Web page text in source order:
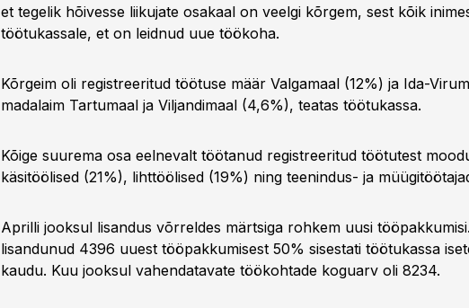
et tegelik hõivesse liikujate osakaal on veelgi kõrgem, sest kõik
töötukassale, et on leidnud uue töökoha.
Kõrgeim oli registreeritud töötuse määr Valgamaal (12%) ja Ida-
madalaim Tartumaal ja Viljandimaal (4,6%), teatas töötukassa.
Kõige suurema osa eelnevalt töötanud registreeritud töötutest
käsitöölised (21%), lihttöölised (19%) ning teenindus- ja
Aprilli jooksul lisandus võrreldes märtsiga rohkem uusi
lisandunud 4396 uuest tööpakkumisest 50% sisestati töötukassa
kaudu. Kuu jooksul vahendatavate töökohtade koguarv oli 8234.